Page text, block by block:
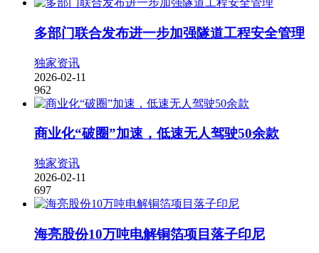
多部门联合发布进一步加强隧道工程安全管理
独家资讯
2026-02-11
962
商业化“破圈”加速，低速无人驾驶50余款
独家资讯
2026-02-11
697
海亮股份10万吨电解铜箔项目落子印尼